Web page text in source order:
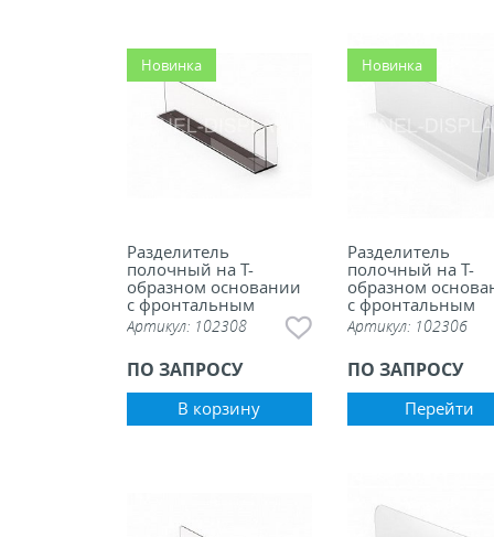
рамки и аксессуары
напольные, подвесные, на полку
конструкции из алюминиевого
Новинка
Разделитель
полочный на Т-
образном основании
с фронтальным
ограничителем на
магн. основании, 100
мм
Артикул: 102308
ПО ЗАПРОСУ
В корзину
Новинка
Разделитель
полочный на Т-
образном
с фронтальным
ограничителем
Артикул: 102306
ПО ЗАПРОСУ
Перейти